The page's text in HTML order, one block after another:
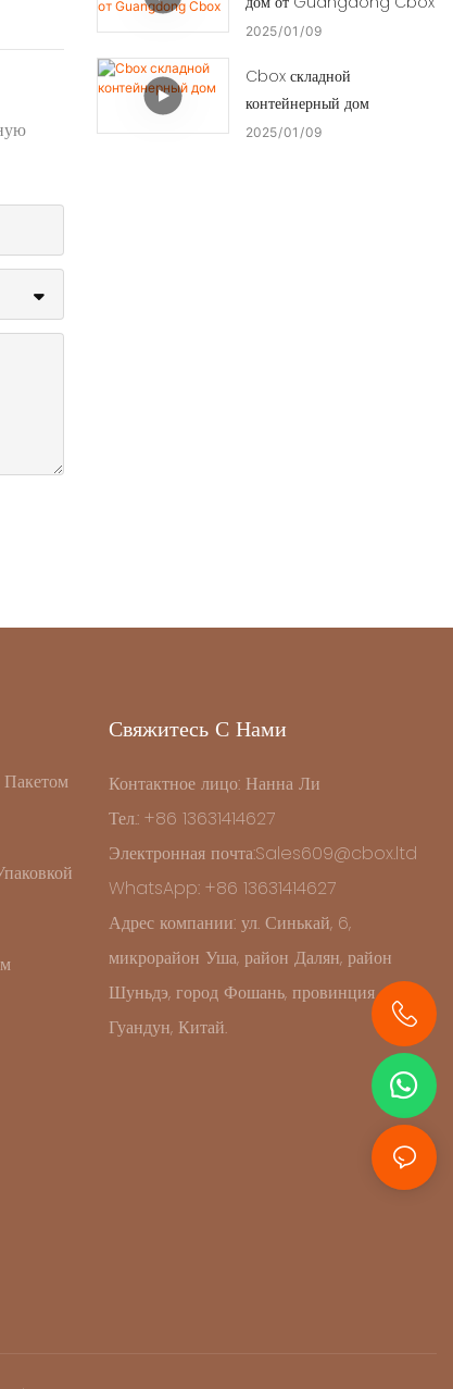
2025 01 09
Cbox складной
контейнерный дом
2025 01 09
Свяжитесь С Нами
Контактное лицо: Нанна Ли
Тел.: +86 13631414627
Электронная почта:Sales609@cbox.ltd
WhatsApp: +86 13631414627
Адрес компании: ул. Синькай, 6,
микрорайон Уша, район Далян, район
Шуньдэ, город Фошань, провинция
Гуандун, Китай.